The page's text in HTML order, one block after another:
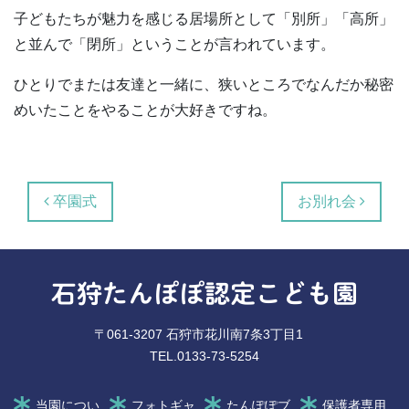
子どもたちが魅力を感じる居場所として「別所」「高所」
と並んで「閉所」ということが言われています。
ひとりでまたは友達と一緒に、狭いところでなんだか秘密
めいたことをやることが大好きですね。
投稿ナビゲーション
卒園式 お別れ会
石狩たんぽぽ認定こども園
〒061-3207 石狩市花川南7条3丁目1
TEL.0133-73-5254
当園につい フォトギャ たんぽぽブ 保護者専用